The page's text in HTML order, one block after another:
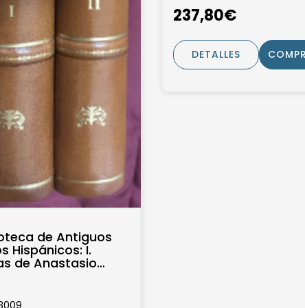
de Antiguos
Hispánicos: I.
de Anastasio
237,80€
DETALLES